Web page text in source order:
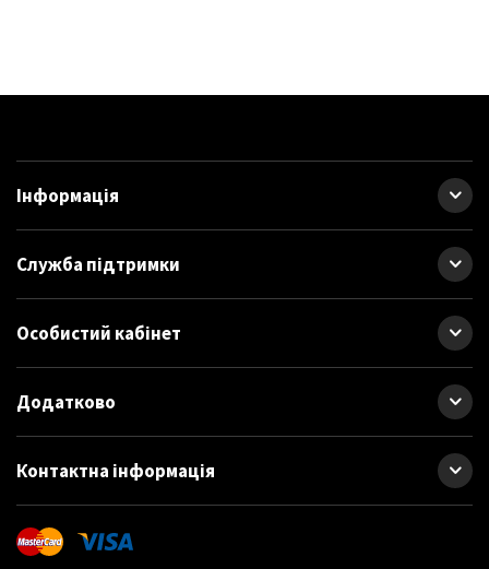
Інформація
Служба підтримки
Особистий кабінет
Додатково
Контактна інформація